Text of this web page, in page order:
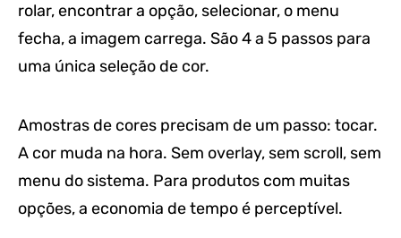
rolar, encontrar a opção, selecionar, o menu
fecha, a imagem carrega. São 4 a 5 passos para
uma única seleção de cor.
Amostras de cores precisam de um passo: tocar.
A cor muda na hora. Sem overlay, sem scroll, sem
menu do sistema. Para produtos com muitas
opções, a economia de tempo é perceptível.